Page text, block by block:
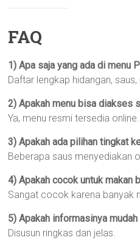
FAQ
1) Apa saja yang ada di menu
Daftar lengkap hidangan,
2) Apakah menu bisa diakses
Ya, menu resmi tersedia online.
3) Apakah ada pilihan tingkat
Beberapa saus menyediakan
4) Apakah cocok untuk makan
Sangat cocok karena banyak
5) Apakah informasinya
Disusun ringkas dan jelas.